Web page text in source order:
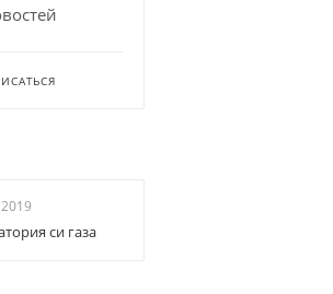
си газа